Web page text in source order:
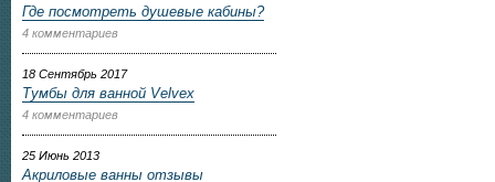
Где посмотреть душевые кабины?
4 комментариев
18 Сентябрь 2017
Тумбы для ванной Velvex
4 комментариев
25 Июнь 2013
Акриловые ванны отзывы